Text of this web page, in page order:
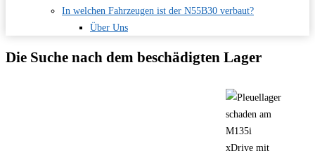
In welchen Fahrzeugen ist der N55B30 verbaut?
Über Uns
Die Suche nach dem beschädigten Lager